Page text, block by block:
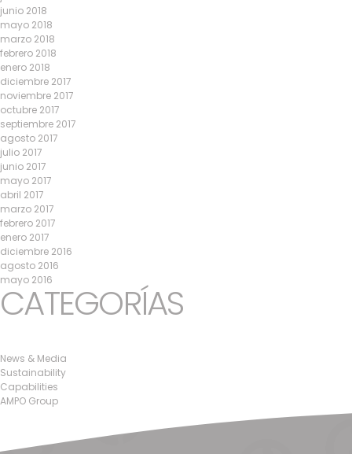
junio 2018
mayo 2018
marzo 2018
febrero 2018
enero 2018
diciembre 2017
noviembre 2017
octubre 2017
septiembre 2017
agosto 2017
julio 2017
junio 2017
mayo 2017
abril 2017
marzo 2017
febrero 2017
enero 2017
diciembre 2016
agosto 2016
mayo 2016
CATEGORÍAS
News & Media
Sustainability
Capabilities
AMPO Group